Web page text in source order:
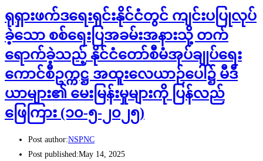
ရုရှားဖက်ဒရေးရှင်းနိုင်ငံတွင် ကျင်းပပြုလုပ်
ခဲ့သော စစ်ရေးပြအခမ်းအနားသို့ တက်
ရောက်ခဲ့သည့် နိုင်ငံတော်စီမံအုပ်ချုပ်ရေး
ကောင်စီဥက္ကဋ္ဌ အထူးလေယာဉ်ပေါ်၌ မီဒီ
ယာများ၏ မေးမြန်းမှုများကို ပြန်လည်
ဖြေကြား (၁၀-၅-၂၀၂၅)
Post author:NSPNC
Post published:May 14, 2025